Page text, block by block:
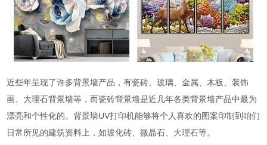
近些年呈现了许多背景墙产品，有瓷砖、玻璃、金属、木板、装饰
画、大理石背景墙等，而瓷砖背景墙是近几年各类背景墙产品中最为
漂亮和个性化的。背景墙UV打印机能够将个人喜欢的图案印制到咱们
日常所见的建筑资料上，如玻化砖、微晶石、大理石等。